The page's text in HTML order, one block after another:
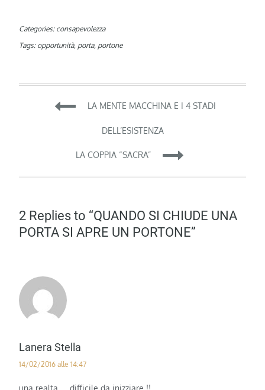
Categories: consapevolezza
Tags: opportunità, porta, portone
Navigazione
LA MENTE MACCHINA E I 4 STADI
DELL’ESISTENZA
LA COPPIA “SACRA”
2 Replies to “QUANDO SI CHIUDE UNA
PORTA SI APRE UN PORTONE”
Lanera Stella
14/02/2016 alle 14:47
una realta …..difficile da inizziare !!